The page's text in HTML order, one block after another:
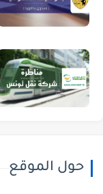
حول الموقع